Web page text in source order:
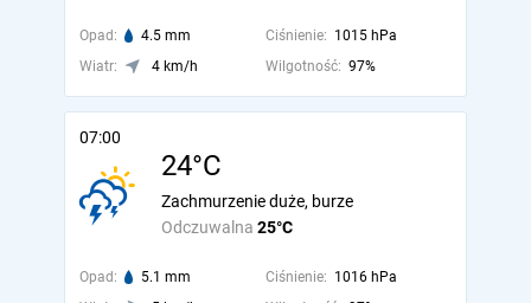
Opad: 4.5 mm Ciśnienie: 1015 hPa
Wiatr:
4 km/h Wilgotność: 97%
07:00
24°C
Odczuwalna 25°C
Zachmurzenie duże, burze
Opad: 5.1 mm Ciśnienie: 1016 hPa